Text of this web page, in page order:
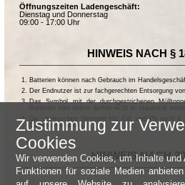
Öffnungszeiten Ladengeschäft:
Dienstag und Donnerstag
09:00 - 17:00 Uhr
HINWEIS NACH §
Batterien können nach Gebrauch im
Der Endnutzer ist zur fachgerechten Entsorgung
Das Symbol mit der durchgestrichenen
Die chemischen Symbole Hg, Cd, und Pb nach §
Cadmium und Blei.
HINWEIS NACH
Zustimmung zur
Cookies
Wir verwenden Cookies, um Inhalte
Funktionen für soziale Medien